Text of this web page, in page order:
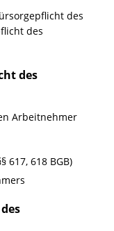
des
des
des
Arbeitnehmer
617, 618 BGB)